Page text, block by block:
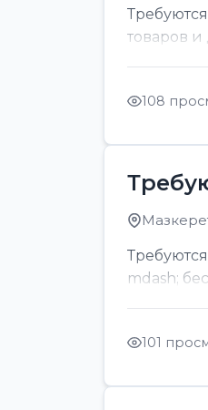
товаров и
108
mdash;
101